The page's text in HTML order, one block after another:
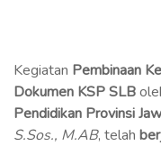
Kegiatan Pembinaan
Dokumen KSP SLB
Pendidikan Provinsi
S.Sos., M.AB, telah